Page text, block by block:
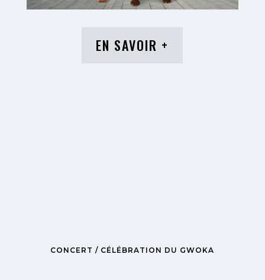
EN SAVOIR +
CONCERT / CÉLÉBRATION DU GWOKA